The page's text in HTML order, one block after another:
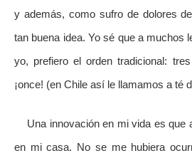
y además, como sufro de dolores
tan buena idea. Yo sé que a muchos
yo, prefiero el orden tradicional:
¡once! (en Chile así le llamamos a té
Una innovación en mi vida es que
en mi casa. No se me hubiera